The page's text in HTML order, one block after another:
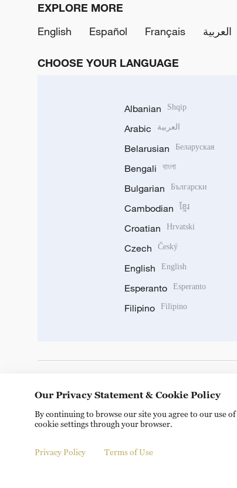
EXPLORE MORE
English
Español Français العربية
CHOOSE YOUR LANGUAGE
Albanian Shqip
Arabic العربية
Belarusian Беларуская
Bengali বাংলা
Bulgarian Български
Cambodian ខ្មែរ
Croatian Hrvatski
Czech Český
English English
Esperanto Esperanto
Filipino Filipino
Copyright © 2024 CGTN. 京ICP备20000184号
Our Privacy Statement & Cookie Policy
By continuing to browse our site you agree to our use
cookie settings through your browser.
Privacy Policy Terms of Use